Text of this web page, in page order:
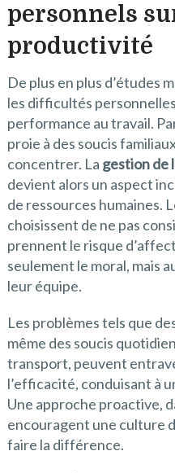
personnels
productivité
De plus en plus d’études
les difficultés
performance au travail.
proie à des soucis
concentrer. La gestion de
devient alors un aspect
de ressources humaines.
choisissent de ne pas
prennent le risque
seulement le moral, mais
leur équipe.
Les problèmes tels que
même des soucis
transport, peuvent
l’efficacité, conduisant à
Une approche proactive,
encouragent une culture
faire la différence.